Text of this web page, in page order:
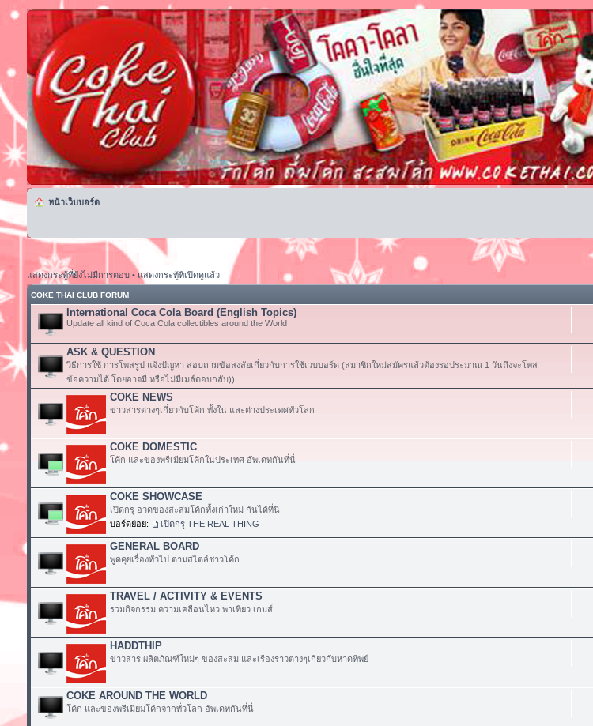
หน้าเว็บบอร์ด
แสดงกระทู้ที่ยังไม่มีการตอบ• แสดงกระทู้ที่เปิดดูแล้ว
COKE THAI CLUB FORUM
International Coca Cola Board (English Topics)
Update all kind of Coca Cola collectibles around the World
ASK & QUESTION
วิธีการใช้ การโพสรูป แจ้งปัญหา สอบถามข้อสงสัยเกี่ยวกับการใช้เวบบอร์ด (สมาชิกใหม่สมัครแล้วต้องรอประมาณ 1 วันถึงจะโพส
ข้อความได้ โดยอาจมี หรือไม่มีเมล์ตอบกลับ))
COKE NEWS
ข่าวสารต่างๆเกี่ยวกับโค้ก ทั้งใน และต่างประเทศทั่วโลก
COKE DOMESTIC
โค้ก และของพรีเมียมโค้กในประเทศ อัพเดทกันที่นี่
COKE SHOWCASE
เปิดกรุ อวดของสะสมโค้กทั้งเก่าใหม่ กันได้ที่นี่
บอร์ดย่อย:
เปิดกรุ THE REAL THING
GENERAL BOARD
พูดคุยเรื่องทั่วไป ตามสไตล์ชาวโค้ก
TRAVEL / ACTIVITY & EVENTS
รวมกิจกรรม ความเคลื่อนไหว พาเที่ยว เกมส์
HADDTHIP
ข่าวสาร ผลิตภัณฑ์ใหม่ๆ ของสะสม และเรื่องราวต่างๆเกี่ยวกับหาดทิพย์
COKE AROUND THE WORLD
โค้ก และของพรีเมียมโค้กจากทั่วโลก อัพเดทกันที่นี่